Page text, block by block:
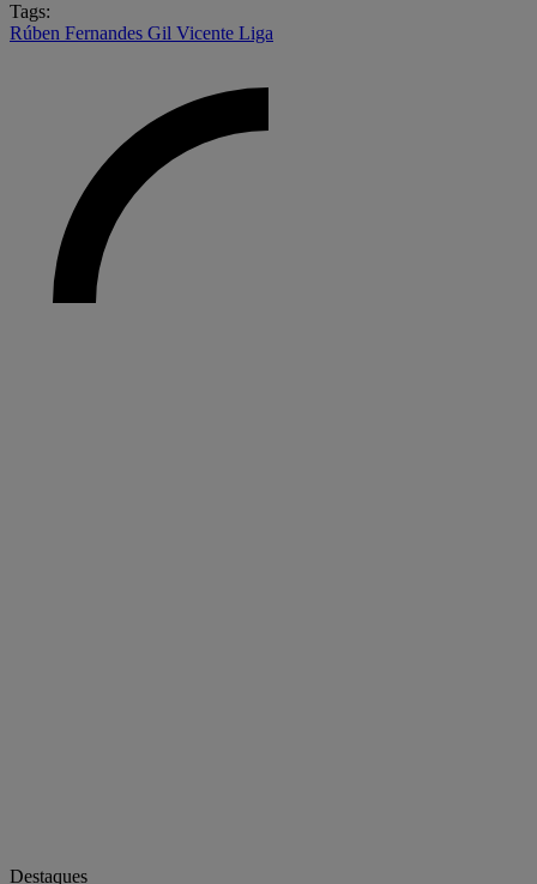
Tags:
Rúben Fernandes Gil Vicente Liga
Destaques